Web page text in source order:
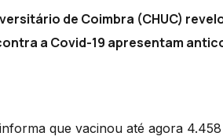
de Coimbra (CHUC)
a Covid-19 apresentam
que vacinou até agora